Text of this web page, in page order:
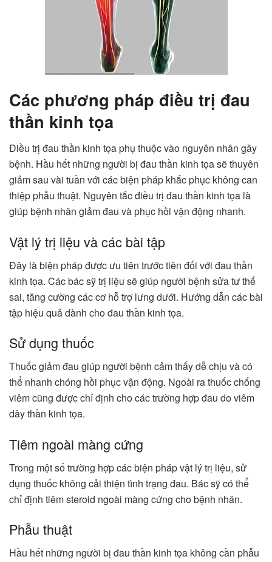
Các phương pháp điều trị đau
thần kinh tọa
Điều trị đau thần kinh tọa phụ thuộc vào nguyên nhân gây
bệnh. Hầu hết những người bị đau thần kinh tọa sẽ thuyên
giảm sau vài tuần với các biện pháp khắc phục không can
thiệp phẫu thuật. Nguyên tắc điều trị đau thần kinh tọa là
giúp bệnh nhân giảm đau và phục hồi vận động nhanh.
Vật lý trị liệu và các bài tập
Đây là biện pháp được ưu tiên trước tiên đối với đau thần
kinh tọa. Các bác sỹ trị liệu sẽ giúp người bệnh sửa tư thế
sai, tăng cường các cơ hỗ trợ lưng dưới. Hướng dẫn các bài
tập hiệu quả dành cho đau thần kinh tọa.
Sử dụng thuốc
Thuốc giảm đau giúp người bệnh cảm thấy dễ chịu và có
thể nhanh chóng hồi phục vận động. Ngoài ra thuốc chống
viêm cũng được chỉ định cho các trường hợp đau do viêm
dây thần kinh tọa.
Tiêm ngoài màng cứng
Trong một số trường hợp các biện pháp vật lý trị liệu, sử
dụng thuốc không cải thiện tình trạng đau. Bác sỹ có thể
chỉ định tiêm steroid ngoài màng cứng cho bệnh nhân.
Phẫu thuật
Hầu hết những người bị đau thần kinh tọa không cần phẫu